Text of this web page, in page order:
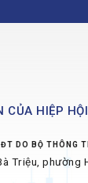
CỦA HIỆP
DO BỘ THÔNG
Triệu, phường